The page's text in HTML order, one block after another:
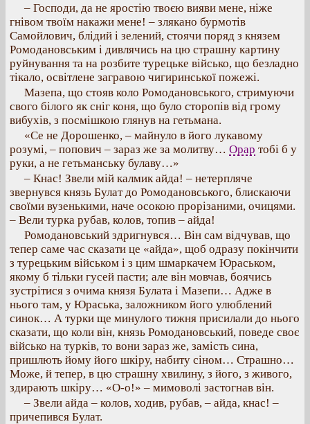
– Господи, да не яростію твоєю вияви мене, ніже
гнівом твоїм накажи мене! – злякано бурмотів
Самойлович, блідий і зелений, стоячи поряд з князем
Ромодановським і дивлячись на цю страшну картину
руйнування та на розбите турецьке військо, що безладно
тікало, освітлене загравою чигиринської пожежі.
Мазепа, що стояв коло Ромодановського, стримуючи
свого білого як сніг коня, що було сторопів від грому
вибухів, з посмішкою глянув на гетьмана.
«Се не Дорошенко, – майнуло в його лукавому
розумі, – попович – зараз же за молитву… Орар тобі б у
руки, а не гетьманську булаву…»
– Кнас! Звели мій калмик айда! – нетерпляче
звернувся князь Булат до Ромодановського, блискаючи
своїми вузенькими, наче осокою прорізаними, очицями.
– Вели турка рубав, колов, топив – айда!
Ромодановський здригнувся… Він сам відчував, що
тепер саме час сказати це «айда», щоб одразу покінчити
з турецьким військом і з цим шмаркачем Юраськом,
якому б тільки гусей пасти; але він мовчав, боячись
зустрітися з очима князя Булата і Мазепи… Адже в
нього там, у Юраська, заложником його улюблений
синок… А турки ще минулого тижня присилали до нього
сказати, що коли він, князь Ромодановський, поведе своє
військо на турків, то вони зараз же, замість сина,
пришлють йому його шкіру, набиту сіном… Страшно…
Може, й тепер, в цю страшну хвилину, з його, з живого,
здирають шкіру… «О-о!» – мимоволі застогнав він.
– Звели айда – колов, ходив, рубав, – айда, кнас! –
причепився Булат.